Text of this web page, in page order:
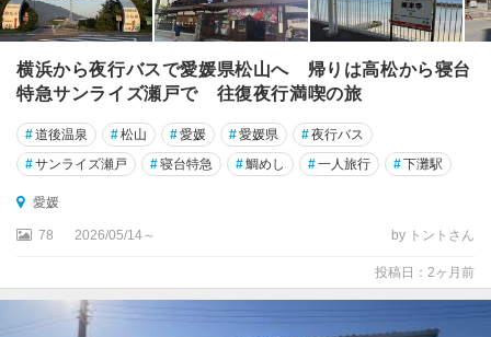
横浜から夜行バスで愛媛県松山へ 帰りは高松から寝台
特急サンライズ瀬戸で 往復夜行満喫の旅
#道後温泉 #松山 #愛媛 #愛媛県 #夜行バス
#サンライズ瀬戸 #寝台特急 #鯛めし #一人旅行 #下灘駅
愛媛
78 2026/05/14～ by トントさん
投稿日：2ヶ月前